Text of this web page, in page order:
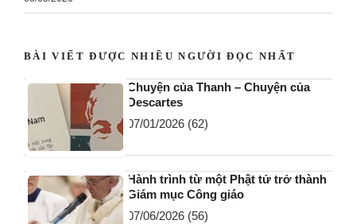
BÀI VIẾT ĐƯỢC NHIỀU NGƯỜI ĐỌC NHẤT
Chuyện của Thanh – Chuyện của
Descartes
07/01/2026 (62)
Hành trình từ một Phật tử trở thành
Giám mục Công giáo
07/06/2026 (56)